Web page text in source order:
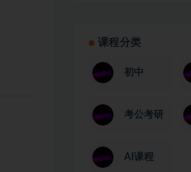
课程分类
初中
考公考研
AI课程